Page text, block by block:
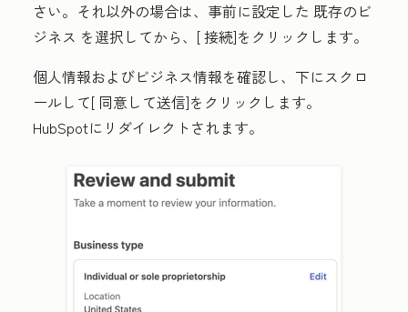
さい。それ以外の場合は、事前に設定した 既存のビ
ジネス を選択してから、[接続]をクリックします。
個人情報およびビジネス情報を確認し、下にスクロ
ールして[ 同意して送信]をクリックします。
HubSpotにリダイレクトされます。